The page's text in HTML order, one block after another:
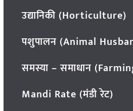
उद्यानिकी (Horticulture)
पशुपालन (Animal
समस्या – समाधान
Mandi Rate (मंडी रेट)